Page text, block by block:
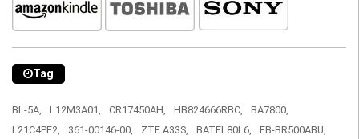
Tag
BL-5A, L12M3A01, CR17450AH, HB824666RBC,
BA7800,
L21C4PE2,
361-00146-00, ZTE A33S, BATEL80L6,
EB-BR500ABU,